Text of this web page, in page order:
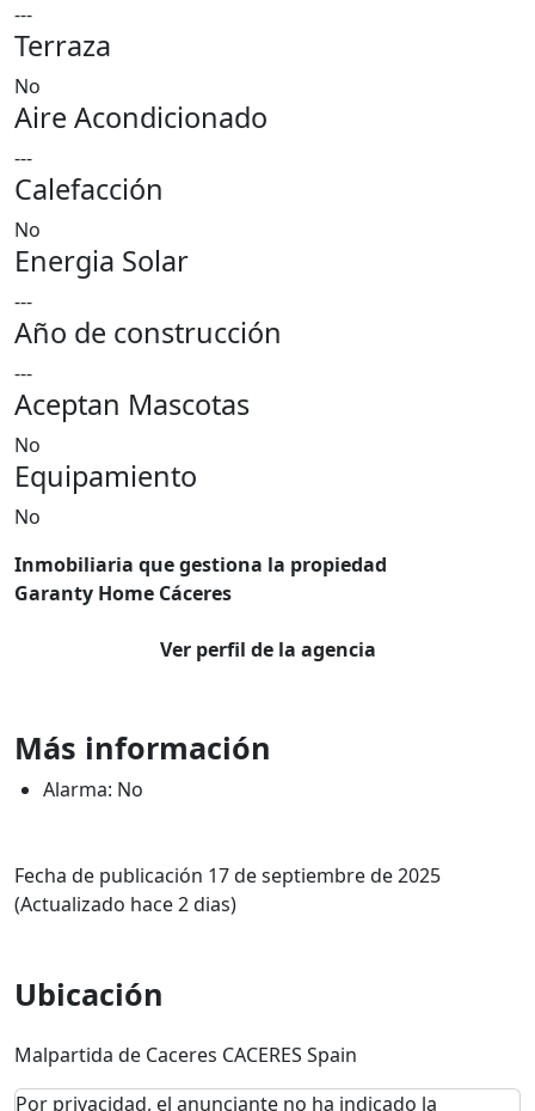
---
Terraza
No
Aire Acondicionado
---
Calefacción
No
Energia Solar
---
Año de construcción
---
Aceptan Mascotas
No
Equipamiento
No
Inmobiliaria que gestiona la propiedad
Garanty Home Cáceres
Ver perfil de la agencia
Más información
Alarma: No
Fecha de publicación 17 de septiembre de 2025
(Actualizado hace 2 dias)
Ubicación
Malpartida de Caceres CACERES Spain
Por privacidad, el anunciante no ha indicado la